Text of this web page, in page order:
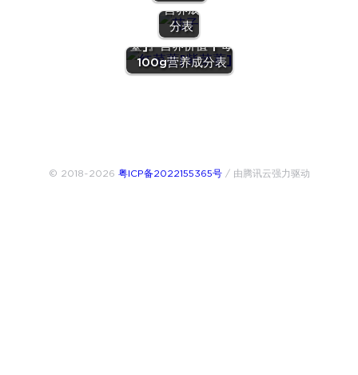
营养成
分表
『红菜薹[紫菜
薹]』营养价值 | 每
100g营养成分表
© 2018~2026 粤ICP备2022155365号/ 由腾讯云强力驱动